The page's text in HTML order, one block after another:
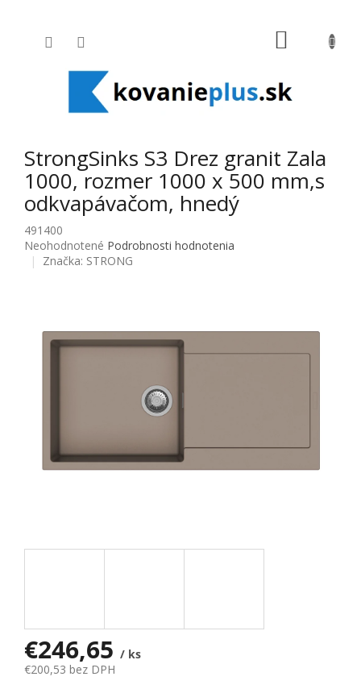
StrongSinks S3 Drez granit Zala
1000, rozmer 1000 x 500 mm,s
odkvapávačom, hnedý
491400
Priemerné hodnotenie produktu je 0,0 z 5 hviezdičiek.
Neohodnotené Podrobnosti hodnotenia
Značka: STRONG
€246,65 / ks
€200,53 bez DPH